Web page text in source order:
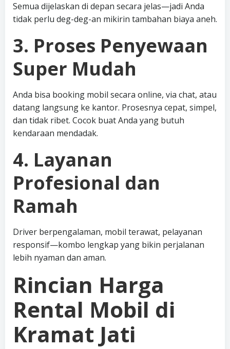
Semua dijelaskan di depan secara jelas—jadi Anda
tidak perlu deg-deg-an mikirin tambahan biaya aneh.
3. Proses Penyewaan
Super Mudah
Anda bisa booking mobil secara online, via chat, atau
datang langsung ke kantor. Prosesnya cepat, simpel,
dan tidak ribet. Cocok buat Anda yang butuh
kendaraan mendadak.
4. Layanan
Profesional dan
Ramah
Driver berpengalaman, mobil terawat, pelayanan
responsif—kombo lengkap yang bikin perjalanan
lebih nyaman dan aman.
Rincian Harga
Rental Mobil di
Kramat Jati